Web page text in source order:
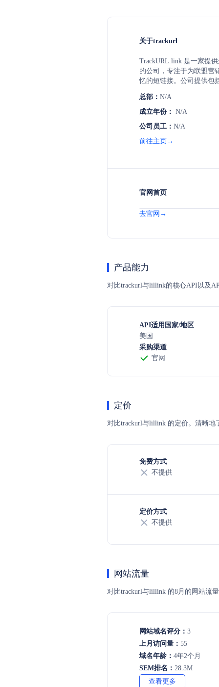
关于trackurl
TrackURL.link 是一家提
的公司，专注于为联盟营
忆的短链接。公司提供包
具，旨在帮助用户优化营
提供深入的链接分析和智
总部： N/A
成立年份： N/A
公司员工： N/A
前往主页→
官网首页
去官网→
产品能力
对比trackurl与lillink的核心API以及
API适用国家/地区
美国
采购渠道
官网
定价
对比trackurl与lillink 的定价。清晰地
免费方式
不提供
定价方式
不提供
网站流量
对比trackurl与lillink 的8月的网站流
网站域名评分： 3
上月访问量： 55
域名年龄： 4年2个月
SEM排名： 28.3M
查看更多